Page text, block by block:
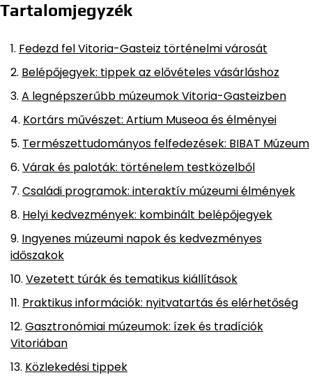
Tartalomjegyzék
Fedezd fel Vitoria-Gasteiz történelmi városát
Belépőjegyek: tippek az elővételes vásárláshoz
A legnépszerűbb múzeumok Vitoria-Gasteizben
Kortárs művészet: Artium Museoa és élményei
Természettudományos felfedezések: BIBAT Múzeum
Várak és paloták: történelem testközelből
Családi programok: interaktív múzeumi élmények
Helyi kedvezmények: kombinált belépőjegyek
Ingyenes múzeumi napok és kedvezményes
időszakok
Vezetett túrák és tematikus kiállítások
Praktikus információk: nyitvatartás és elérhetőség
Gasztronómiai múzeumok: ízek és tradíciók
Vitoriában
Közlekedési tippek